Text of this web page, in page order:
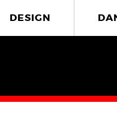
DESIGN